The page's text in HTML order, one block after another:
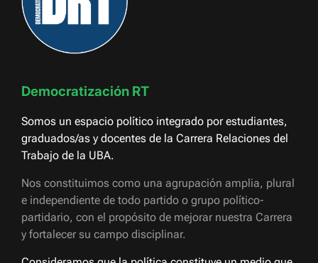
Democratización RT
Somos un espacio político integrado por estudiantes,
graduados/as y docentes de la Carrera Relaciones del
Trabajo de la UBA.
Nos constituimos como una agrupación amplia, plural
e independiente de todo partido o grupo político-
partidario, con el propósito de mejorar nuestra Carrera
y fortalecer su campo disciplinar.